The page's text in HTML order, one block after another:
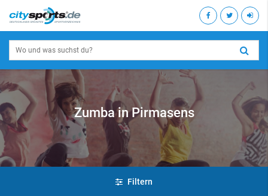
Zumba in Pirmasens
Filtern